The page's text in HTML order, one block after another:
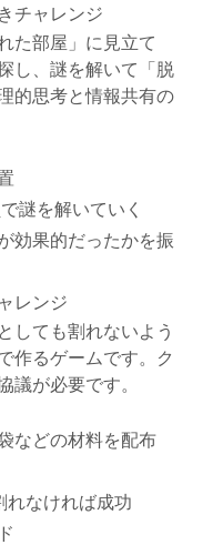
チャレンジ
た部屋」に見立て
し、謎を解いて「脱
的思考と情報共有の
謎を解いていく
効果的だったかを振
レンジ
しても割れないよう
作るゲームです。ク
議が必要です。
などの材料を配布
れなければ成功